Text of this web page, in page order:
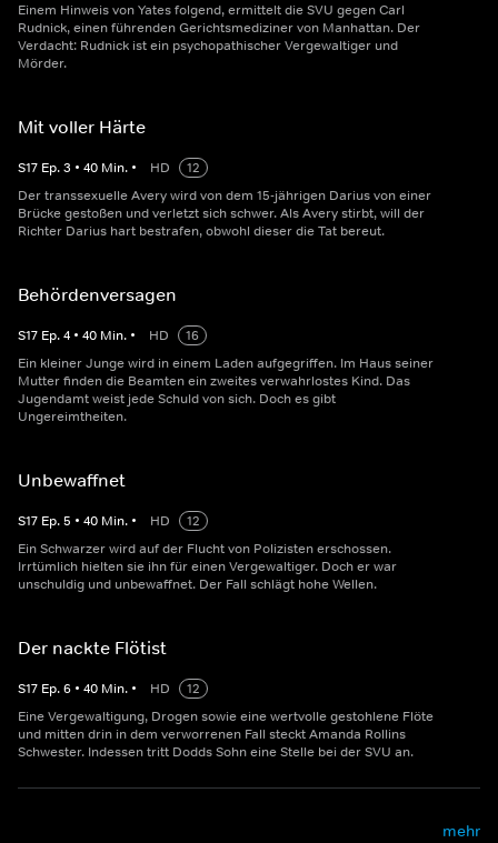
Einem Hinweis von Yates folgend, ermittelt die SVU gegen Carl
Rudnick, einen führenden Gerichtsmediziner von Manhattan. Der
Verdacht: Rudnick ist ein psychopathischer Vergewaltiger und
Mörder.
Mit voller Härte
S17 Ep.3 • 40 Min. • HD
12
Der transsexuelle Avery wird von dem 15-jährigen Darius von einer
Brücke gestoßen und verletzt sich schwer. Als Avery stirbt, will der
Richter Darius hart bestrafen, obwohl dieser die Tat bereut.
Behördenversagen
S17 Ep.4 • 40 Min. • HD
16
Ein kleiner Junge wird in einem Laden aufgegriffen. Im Haus seiner
Mutter finden die Beamten ein zweites verwahrlostes Kind. Das
Jugendamt weist jede Schuld von sich. Doch es gibt
Ungereimtheiten.
Unbewaffnet
S17 Ep.5 • 40 Min. • HD
12
Ein Schwarzer wird auf der Flucht von Polizisten erschossen.
Irrtümlich hielten sie ihn für einen Vergewaltiger. Doch er war
unschuldig und unbewaffnet. Der Fall schlägt hohe Wellen.
Der nackte Flötist
S17 Ep.6 • 40 Min. • HD
12
Eine Vergewaltigung, Drogen sowie eine wertvolle gestohlene Flöte
und mitten drin in dem verworrenen Fall steckt Amanda Rollins
Schwester. Indessen tritt Dodds Sohn eine Stelle bei der SVU an.
mehr